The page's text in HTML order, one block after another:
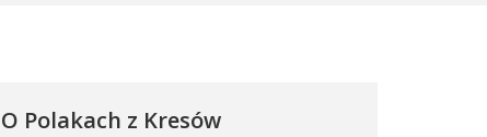
O Polakach z Kresów